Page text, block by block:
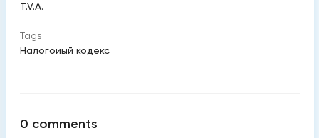
T.V.A.
Tags:
Налогоиый кодекс
0 comments